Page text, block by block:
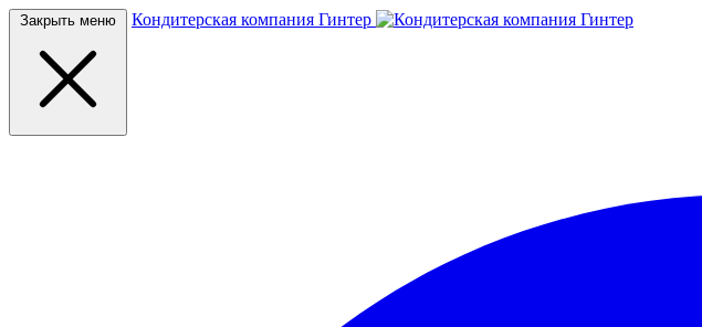
Закрыть меню Кондитерская компания Гинтер